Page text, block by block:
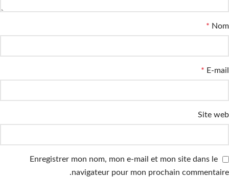
Nom
*
E-mail
*
Site web
Enregistrer mon nom, mon e-mail et mon site dans le
navigateur pour mon prochain commentaire.